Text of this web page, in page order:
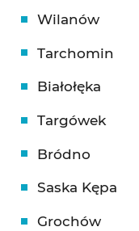
Wilanów
Tarchomin
Białołęka
Targówek
Bródno
Saska Kępa
Grochów